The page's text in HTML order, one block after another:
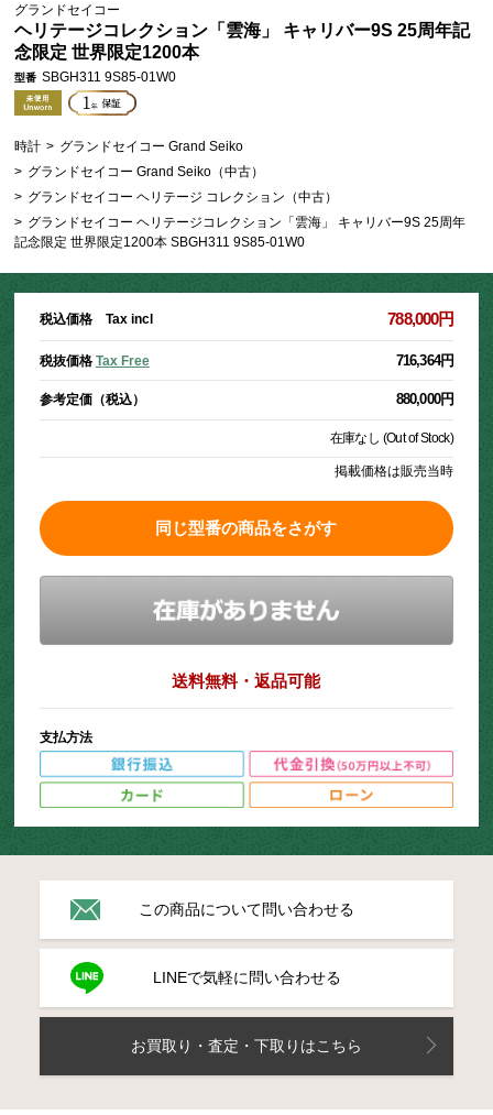
グランドセイコー
ヘリテージコレクション「雲海」 キャリバー9S 25周年記
念限定 世界限定1200本
型番 SBGH311 9S85-01W0
時計 > グランドセイコー Grand Seiko
> グランドセイコー Grand Seiko（中古）
> グランドセイコー ヘリテージ コレクション（中古）
> グランドセイコー ヘリテージコレクション「雲海」 キャリバー9S 25周年
記念限定 世界限定1200本 SBGH311 9S85-01W0
税込価格 Tax incl 788,000円
税抜価格 Tax Free 716,364円
参考定価（税込） 880,000円
在庫なし (Out of Stock)
掲載価格は販売当時
同じ型番の商品をさがす
送料無料・返品可能
支払方法
この商品について問い合わせる
LINEで気軽に問い合わせる
お買取り・査定・下取りはこちら